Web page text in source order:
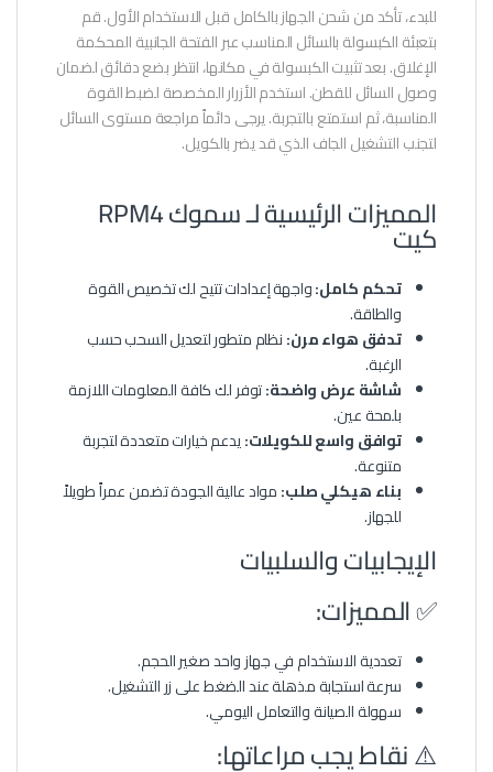
للبدء، تأكد من شحن الجهاز بالكامل قبل الاستخدام الأول. قم
بتعبئة الكبسولة بالسائل المناسب عبر الفتحة الجانبية المحكمة
الإغلاق. بعد تثبيت الكبسولة في مكانها، انتظر بضع دقائق لضمان
وصول السائل للقطن. استخدم الأزرار المخصصة لضبط القوة
المناسبة، ثم استمتع بالتجربة. يرجى دائماً مراجعة مستوى السائل
لتجنب التشغيل الجاف الذي قد يضر بالكويل.
المميزات الرئيسية لـ سموك RPM4
كيت
تحكم كامل:واجهة إعدادات تتيح لك تخصيص القوة
والطاقة.
تدفق هواء مرن:نظام متطور لتعديل السحب حسب
الرغبة.
شاشة عرض واضحة:توفر لك كافة المعلومات اللازمة
بلمحة عين.
توافق واسع للكويلات:يدعم خيارات متعددة لتجربة
متنوعة.
بناء هيكلي صلب:مواد عالية الجودة تضمن عمراً طويلاً
للجهاز.
الإيجابيات والسلبيات
✅ المميزات:
تعددية الاستخدام في جهاز واحد صغير الحجم.
سرعة استجابة مذهلة عند الضغط على زر التشغيل.
سهولة الصيانة والتعامل اليومي.
⚠️ نقاط يجب مراعاتها: